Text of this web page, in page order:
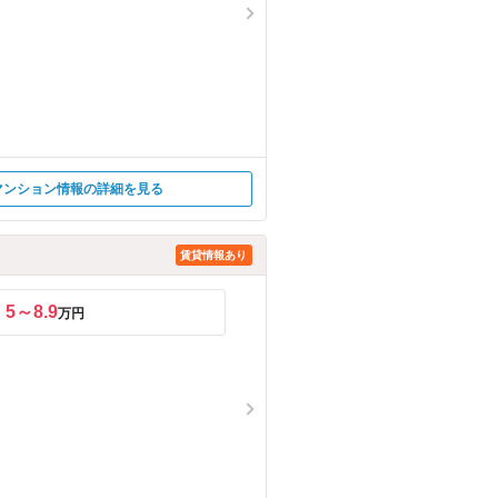
ンション情報の詳細を見る
賃貸情報あり
5～8.9万円